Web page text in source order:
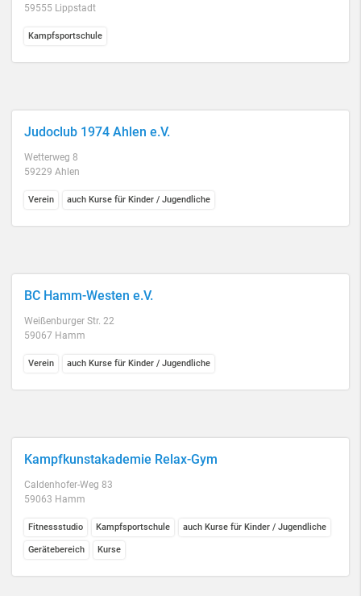
59555 Lippstadt
Kampfsportschule
Judoclub 1974 Ahlen e.V.
Wetterweg 8
59229 Ahlen
Verein auch Kurse für Kinder / Jugendliche
BC Hamm-Westen e.V.
Weißenburger Str. 22
59067 Hamm
Verein auch Kurse für Kinder / Jugendliche
Kampfkunstakademie Relax-Gym
Caldenhofer-Weg 83
59063 Hamm
Fitnessstudio Kampfsportschule auch Kurse für Kinder / Jugendliche
Gerätebereich Kurse